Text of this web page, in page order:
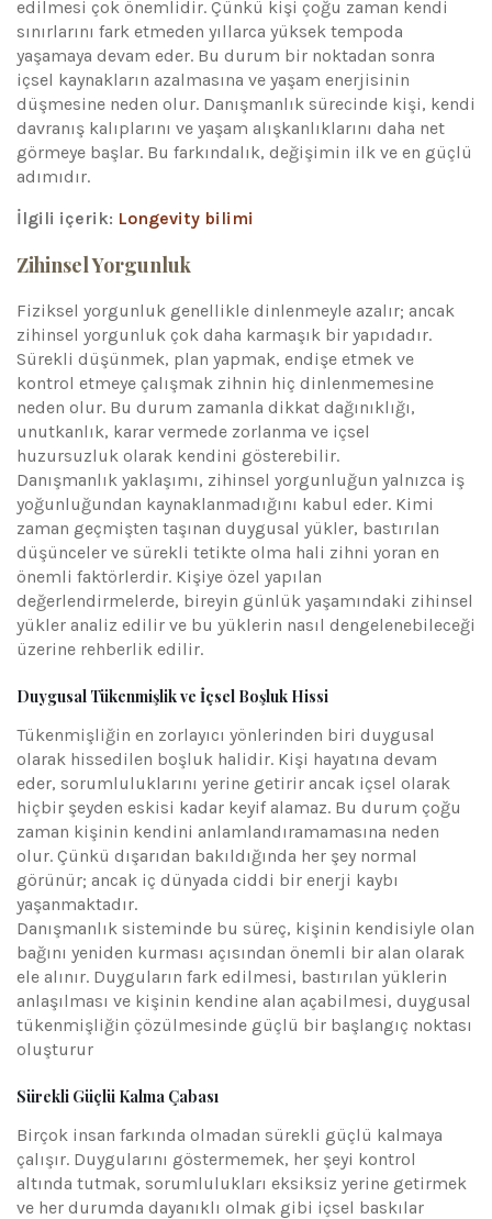
edilmesi çok önemlidir. Çünkü kişi çoğu zaman kendi
sınırlarını fark etmeden yıllarca yüksek tempoda
yaşamaya devam eder. Bu durum bir noktadan sonra
içsel kaynakların azalmasına ve yaşam enerjisinin
düşmesine neden olur. Danışmanlık sürecinde kişi, kendi
davranış kalıplarını ve yaşam alışkanlıklarını daha net
görmeye başlar. Bu farkındalık, değişimin ilk ve en güçlü
adımıdır.
İlgili içerik: Longevity bilimi
Zihinsel Yorgunluk
Fiziksel yorgunluk genellikle dinlenmeyle azalır; ancak
zihinsel yorgunluk çok daha karmaşık bir yapıdadır.
Sürekli düşünmek, plan yapmak, endişe etmek ve
kontrol etmeye çalışmak zihnin hiç dinlenmemesine
neden olur. Bu durum zamanla dikkat dağınıklığı,
unutkanlık, karar vermede zorlanma ve içsel
huzursuzluk olarak kendini gösterebilir.
Danışmanlık yaklaşımı, zihinsel yorgunluğun yalnızca iş
yoğunluğundan kaynaklanmadığını kabul eder. Kimi
zaman geçmişten taşınan duygusal yükler, bastırılan
düşünceler ve sürekli tetikte olma hali zihni yoran en
önemli faktörlerdir. Kişiye özel yapılan
değerlendirmelerde, bireyin günlük yaşamındaki zihinsel
yükler analiz edilir ve bu yüklerin nasıl dengelenebileceği
üzerine rehberlik edilir.
Duygusal Tükenmişlik ve İçsel Boşluk Hissi
Tükenmişliğin en zorlayıcı yönlerinden biri duygusal
olarak hissedilen boşluk halidir. Kişi hayatına devam
eder, sorumluluklarını yerine getirir ancak içsel olarak
hiçbir şeyden eskisi kadar keyif alamaz. Bu durum çoğu
zaman kişinin kendini anlamlandıramamasına neden
olur. Çünkü dışarıdan bakıldığında her şey normal
görünür; ancak iç dünyada ciddi bir enerji kaybı
yaşanmaktadır.
Danışmanlık sisteminde bu süreç, kişinin kendisiyle olan
bağını yeniden kurması açısından önemli bir alan olarak
ele alınır. Duyguların fark edilmesi, bastırılan yüklerin
anlaşılması ve kişinin kendine alan açabilmesi, duygusal
tükenmişliğin çözülmesinde güçlü bir başlangıç noktası
oluşturur
Sürekli Güçlü Kalma Çabası
Birçok insan farkında olmadan sürekli güçlü kalmaya
çalışır. Duygularını göstermemek, her şeyi kontrol
altında tutmak, sorumlulukları eksiksiz yerine getirmek
ve her durumda dayanıklı olmak gibi içsel baskılar